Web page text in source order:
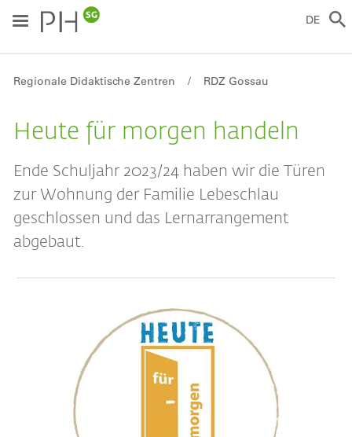
zum
Inhalt
DE
Breadcrumb
Regionale Didaktische Zentren RDZ Gossau
Heute für morgen handeln
Ende Schuljahr 2023/24 haben wir die Türen
zur Wohnung der Familie Lebeschlau
geschlossen und das Lernarrangement
abgebaut.